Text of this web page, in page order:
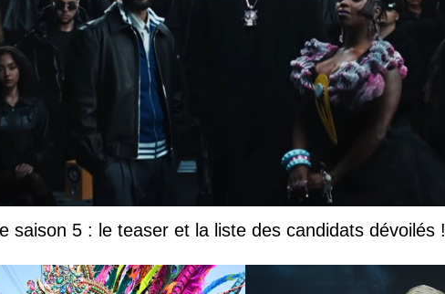
saison 5 : le teaser et la liste des candidats dévoilés !